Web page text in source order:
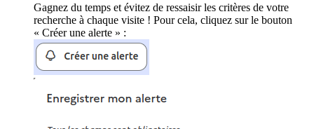
Gagnez du temps et évitez de ressaisir les critères de votre
recherche à chaque visite ! Pour cela, cliquez sur le bouton
« Créer une alerte » :